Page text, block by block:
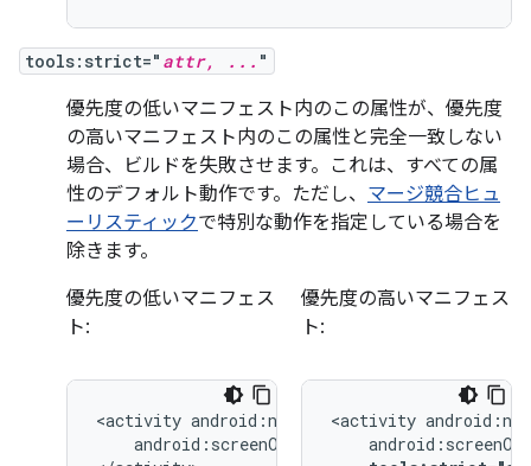
tools:strict=" attr, ... "
優先度の低いマニフェスト内のこの属性が、優先度
の高いマニフェスト内のこの属性と完全一致しない
場合、ビルドを失敗させます。これは、すべての属
性のデフォルト動作です。ただし、 マージ競合ヒュ
ーリスティックで特別な動作を指定している場合を
除きます。
優先度の低いマニフェス
ト:
<activity
android:screenOrientation="landscape">
優先度の高いマニフェス
ト:
<activity